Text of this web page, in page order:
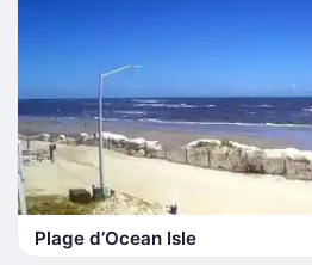
Plage d’Ocean Isle